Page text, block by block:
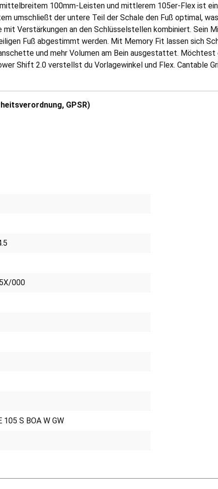
100mm-Leisten und mittlerem 105er-Flex ist
umschließt der untere Teil der Schale den Fuß optimal,
Verstärkungen an den Schlüsselstellen kombiniert. Sein
Fuß abgestimmt werden. Mit Memory Fit lassen sich
und mehr Volumen am Bein ausgestattet.
Shift 2.0 verstellst du Vorlagewinkel und Flex. Cantable
GPSR)
000
105 S BOA W GW